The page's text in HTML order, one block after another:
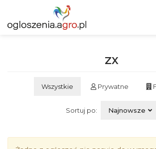
ZX
Wszystkie Prywatne
Sortuj po: Najnowsze